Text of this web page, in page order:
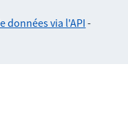
données via l'API-